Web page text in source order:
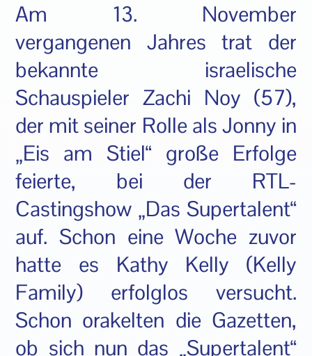
Am 13. November
vergangenen Jahres trat der
bekannte israelische
Schauspieler Zachi Noy (57),
der mit seiner Rolle als Jonny in
„Eis am Stiel“ große Erfolge
feierte, bei der RTL-
Castingshow „Das Supertalent“
auf. Schon eine Woche zuvor
hatte es Kathy Kelly (Kelly
Family) erfolglos versucht.
Schon orakelten die Gazetten,
ob sich nun das „Supertalent“